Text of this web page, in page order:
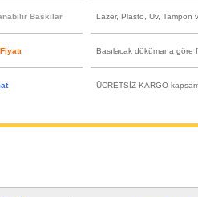
Baskılar Lazer, Plasto, Uv, Tampon
Basılacak dökümana göre
ÜCRETSİZ KARGO